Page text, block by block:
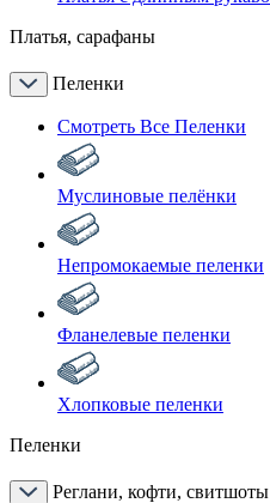
Платья, сарафаны
Пеленки
Смотреть Все Пеленки
Муслиновые пелёнки
Непромокаемые пеленки
Фланелевые пеленки
Хлопковые пеленки
Пеленки
Реглани, кофти, свитшоты